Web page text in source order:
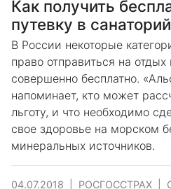
Как получить
путевку в
В России некоторые
право отправиться на отдых
совершенно бесплатно.
напоминает, кто может
льготу, и что необходимо
свое здоровье на морском
минеральных источников.
04.07.2018 РОСГОССТРАХ